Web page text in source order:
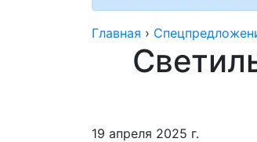
Главная ›
19 апреля 2025 г.